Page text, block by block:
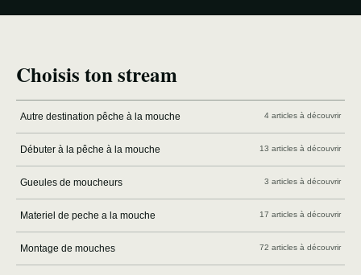
Choisis ton stream
Autre destination pêche à la mouche 4 articles à découvrir
Débuter à la pêche à la mouche 13 articles à découvrir
Gueules de moucheurs 3 articles à découvrir
Materiel de peche a la mouche 17 articles à découvrir
Montage de mouches 72 articles à découvrir